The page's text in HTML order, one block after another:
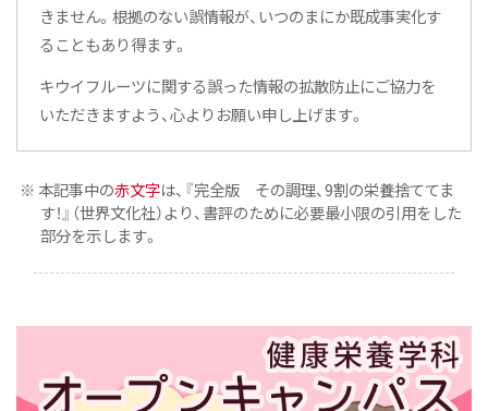
きません。根拠のない誤情報が、いつのまにか既成事実化す
ることもあり得ます。
キウイフルーツに関する誤った情報の拡散防止にご協力を
いただきますよう、心よりお願い申し上げます。
※ 本記事中の赤文字は、『完全版 その調理、9割の栄養捨ててま
す！』（世界文化社）より、書評のために必要最小限の引用をした
部分を示します。